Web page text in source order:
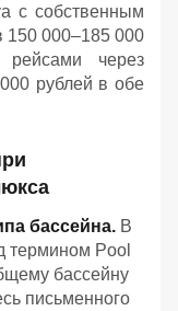
с собственным
150 000–185 000
рейсами через
рублей в обе
бассейна. В
термином Pool
бассейну
письменного